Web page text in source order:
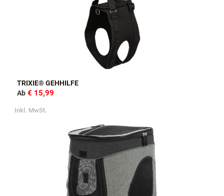
TRIXIE® GEHHILFE
Ab € 15,99
Inkl. MwSt.